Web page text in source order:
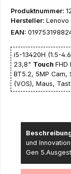
Produktnummer:
Hersteller: Lenovo
EAN:
i5-13420H (1.5-
23,8" Touch FHD
BT5.2, 5MP Cam,
(VOS), Maus,
und
Gen